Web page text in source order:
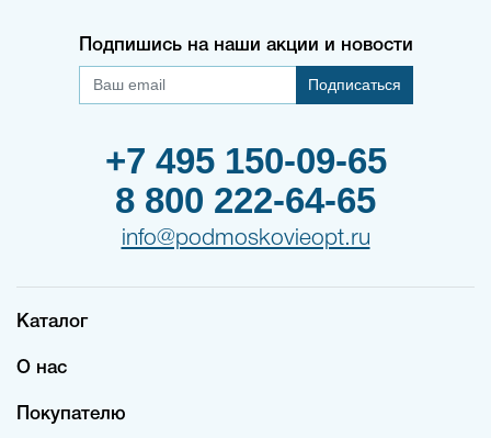
Подпишись на наши акции и новости
Подписаться
+7 495 150-09-65
8 800 222-64-65
info@podmoskovieopt.ru
Каталог
О нас
Покупателю